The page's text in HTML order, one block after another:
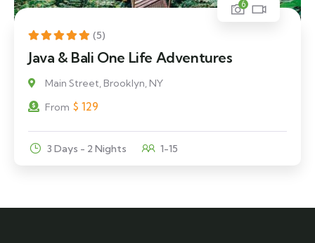
(5)
6
Java & Bali One Life Adventures
Main Street, Brooklyn, NY
From $ 129
3 Days - 2 Nights 1-15